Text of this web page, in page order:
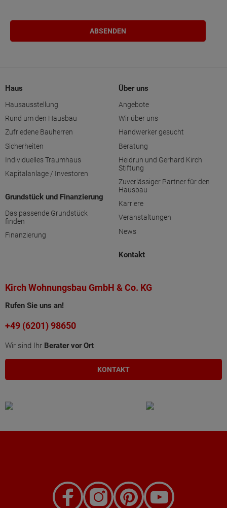
Haus
Hausausstellung
Rund um den Hausbau
Zufriedene Bauherren
Sicherheiten
Individuelles Traumhaus
Kapitalanlage / Investoren
Grundstück und Finanzierung
Das passende Grundstück
finden
Finanzierung
Über uns
Angebote
Wir über uns
Handwerker gesucht
Beratung
Heidrun und Gerhard Kirch
Stiftung
Zuverlässiger Partner für den
Hausbau
Karriere
Veranstaltungen
News
Kontakt
Kirch Wohnungsbau GmbH & Co. KG
Rufen Sie uns an!
+49 (6201) 98650
Wir sind Ihr Berater vor Ort
KONTAKT